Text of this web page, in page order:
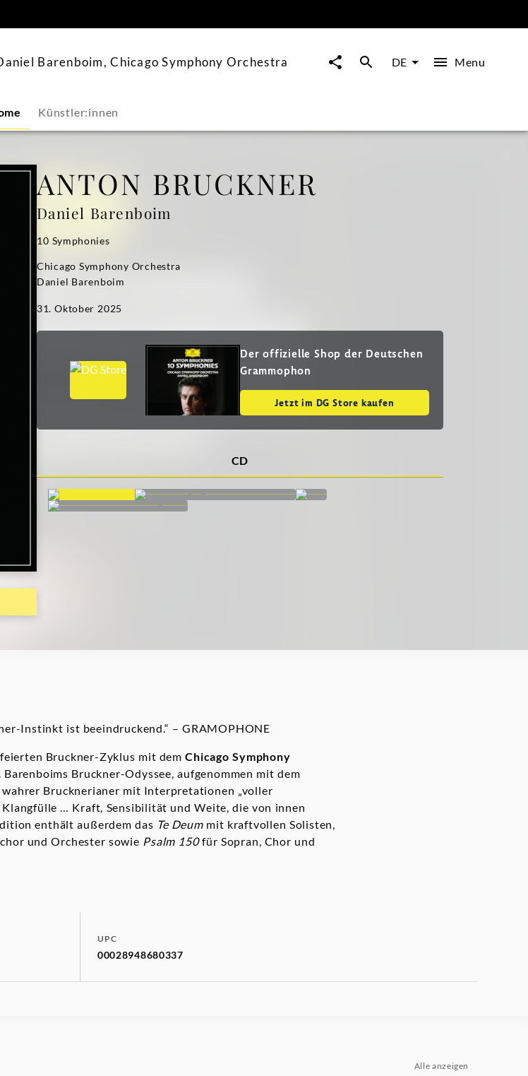
Barenboim, Chicago Symphony Orchestra DE Menu
Künstler:innen
ANTON BRUCKNER
Daniel Barenboim
10 Symphonies
Chicago Symphony Orchestra
Daniel Barenboim
31. Oktober 2025
Der offizielle Shop der Deutschen
Grammophon
Jetzt im DG Store kaufen
CD
Instinkt ist beeindruckend.“ – GRAMOPHONE
Bruckner-Zyklus mit dem Chicago Symphony
Bruckner-Odyssee, aufgenommen mit dem
Brucknerianer mit Interpretationen „voller
… Kraft, Sensibilität und Weite, die von innen
enthält außerdem das Te Deum mit kraftvollen Solisten,
und Orchester sowie Psalm 150für Sopran, Chor und
UPC
00028948680337
Alle anzeigen